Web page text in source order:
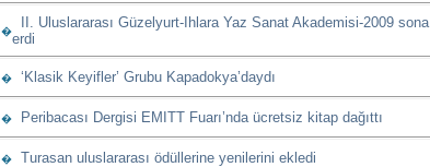
�
II. Uluslararası Güzelyurt-Ihlara Yaz Sanat Akademisi-2009 sona
erdi
� ‘Klasik Keyifler’ Grubu Kapadokya’daydı
� Peribacası Dergisi EMITT Fuarı’nda ücretsiz kitap dağıttı
� Turasan uluslararası ödüllerine yenilerini ekledi